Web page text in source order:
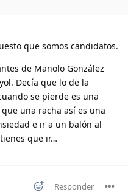
que somos candidatos.
de Manolo González
Decía que lo de la
se pierde es una
una racha así es una
e ir a un balón al
que ir…
Responder